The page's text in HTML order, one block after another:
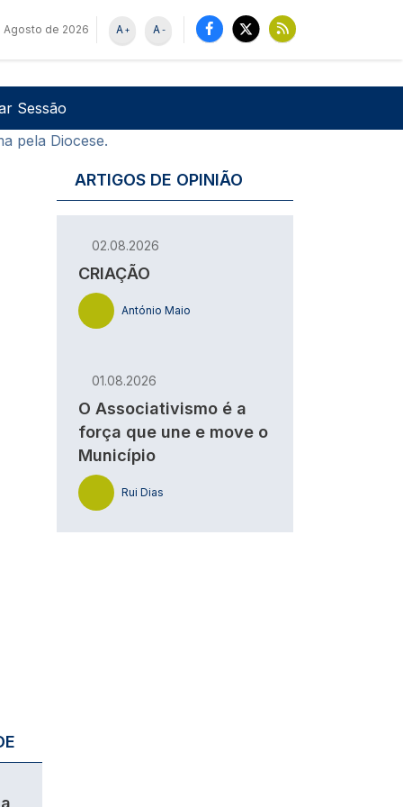
Agosto de 2026 -
A
+
A
de utilizador
Sessão
pela Diocese.
ARTIGOS DE OPINIÃO
02.08.2026
CRIAÇÃO
António Maio
01.08.2026
O Associativismo é a
força que une e move o
Município
Rui Dias